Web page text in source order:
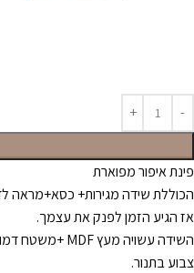
פינת איפור מפוארת
הכוללת שידה מגירות+ כסא+מראה
אז הגיע הזמן לפנק את עצמך.
השידה עשויה מעץ MDF +משטח דמוי שיש
צבוע בתנור.